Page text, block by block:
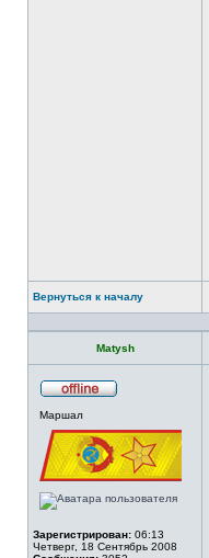
Вернуться к началу
Matysh
сети
Маршал
Зарегистрирован: 06:13
Четверг, 18 Сентябрь 2008